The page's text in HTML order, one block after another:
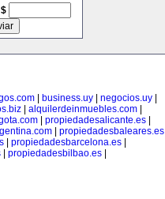
| business.uy| negocios.uy|
| alquilerdeinmuebles.com|
| propiedadesalicante.es|
propiedadesbaleares.es
| propiedadesbarcelona.es|
| propiedadesbilbao.es|